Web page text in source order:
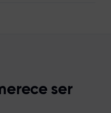
ser